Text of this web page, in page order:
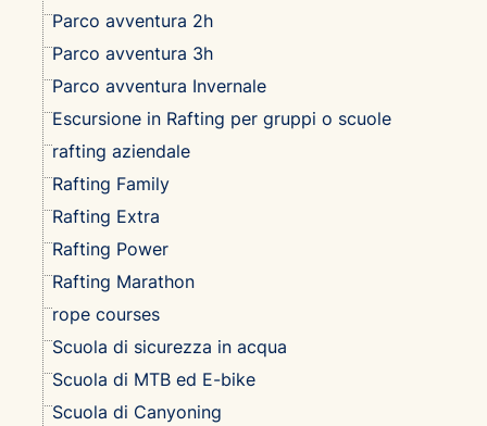
Parco avventura 2h
Parco avventura 3h
Parco avventura Invernale
Escursione in Rafting per gruppi o scuole
rafting aziendale
Rafting Family
Rafting Extra
Rafting Power
Rafting Marathon
rope courses
Scuola di sicurezza in acqua
Scuola di MTB ed E-bike
Scuola di Canyoning